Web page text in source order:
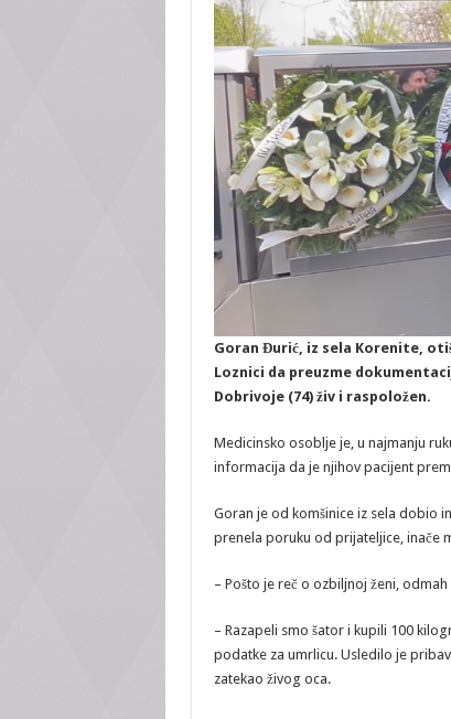
Goran Đurić, iz sela Korenite,
Loznici da preuzme
Dobrivoje (74) živ i raspoložen.
Medicinsko osoblje je, u najmanju
informacija da je njihov pacijent
Goran je od komšinice iz sela dobio
prenela poruku od prijateljice, inače
– Pošto je reč o ozbiljnoj ženi,
– Razapeli smo šator i kupili 100
podatke za umrlicu. Usledilo je
zatekao živog oca.